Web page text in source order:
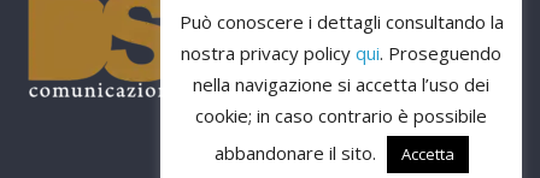
Può conoscere i dettagli consultando la
nostra privacy policy qui. Proseguendo
nella navigazione si accetta l’uso dei
cookie; in caso contrario è possibile
abbandonare il sito.
Accetta